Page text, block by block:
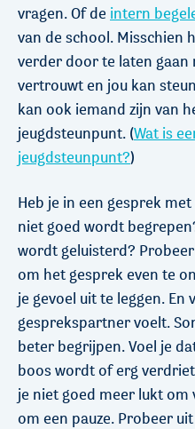
vragen. Of de intern
van de school. Misschien
verder door te laten gaan
vertrouwt en jou kan
kan ook iemand zijn van
jeugdsteunpunt. (Wat is
jeugdsteunpunt?)
Heb je in een gesprek
niet goed wordt
wordt geluisterd?
om het gesprek even te
je gevoel uit te leggen.
gesprekspartner voelt.
beter begrijpen. Voel je
boos wordt of erg
je niet goed meer lukt om
om een pauze. Probeer